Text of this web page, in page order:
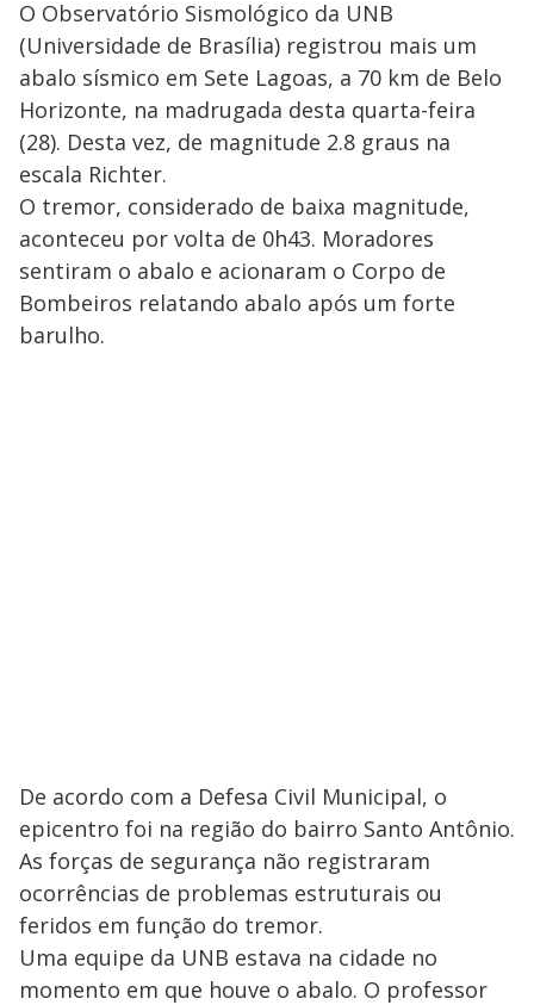
O Observatório Sismológico da UNB
(Universidade de Brasília) registrou mais um
abalo sísmico em Sete Lagoas, a 70 km de Belo
Horizonte, na madrugada desta quarta-feira
(28). Desta vez, de magnitude 2.8 graus na
escala Richter.
O tremor, considerado de baixa magnitude,
aconteceu por volta de 0h43. Moradores
sentiram o abalo e acionaram o Corpo de
Bombeiros relatando abalo após um forte
barulho.
De acordo com a Defesa Civil Municipal, o
epicentro foi na região do bairro Santo Antônio.
As forças de segurança não registraram
ocorrências de problemas estruturais ou
feridos em função do tremor.
Uma equipe da UNB estava na cidade no
momento em que houve o abalo. O professor